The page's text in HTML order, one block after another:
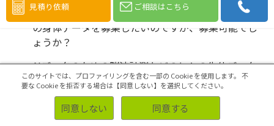
AIデータのための身長や体重、姿勢計測などのヒト
の身体データを募集したいのですが、募集可能でし
ょうか？
AIデータのための脳波計測などのヒトの生体データ
を募集したいのですが、募集可能でしょうか？
AIデータのためのヒトの表情などの被写体の写真を
募集したいのですが、募集可能でしょうか？
見積り依頼 ご相談はこちら
このサイトでは、プロファイリングを含む一部の Cookie を使用します。 不
要な Cookie を拒否する場合は【同意しない】を選択してください。
同意しない 同意する